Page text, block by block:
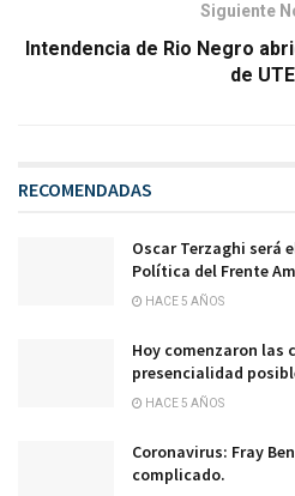
Siguiente
Intendencia de Rio Negro
de
RECOMENDADAS
Oscar Terzaghi será
Política del Frente
HACE 5 AÑOS
Hoy comenzaron las
presencialidad
HACE 5 AÑOS
Coronavirus: Fray
complicado.